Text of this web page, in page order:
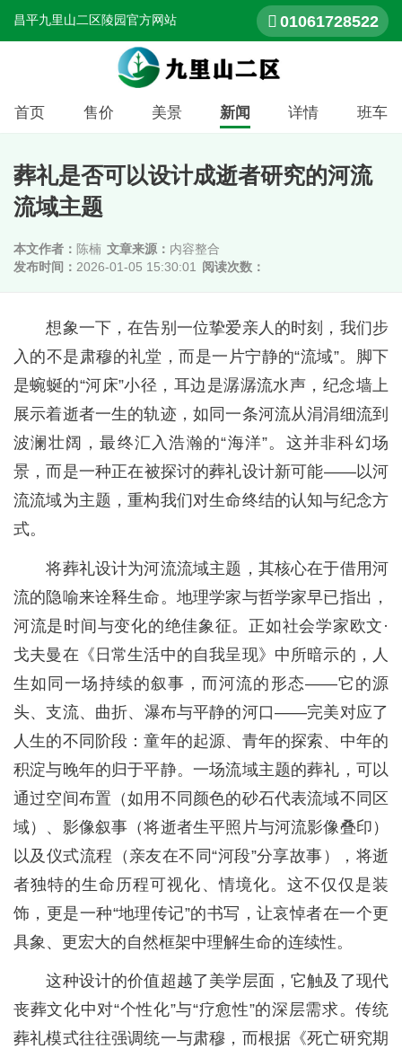
昌平九里山二区陵园官方网站 01061728522
首页 售价 美景 新闻 详情 班车
葬礼是否可以设计成逝者研究的河流
流域主题
本文作者： 陈楠 文章来源： 内容整合
发布时间： 2026-01-05 15:30:01 阅读次数：
想象一下，在告别一位挚爱亲人的时刻，我们步
入的不是肃穆的礼堂，而是一片宁静的“流域”。脚下
是蜿蜒的“河床”小径，耳边是潺潺流水声，纪念墙上
展示着逝者一生的轨迹，如同一条河流从涓涓细流到
波澜壮阔，最终汇入浩瀚的“海洋”。这并非科幻场
景，而是一种正在被探讨的葬礼设计新可能——以河
流流域为主题，重构我们对生命终结的认知与纪念方
式。
将葬礼设计为河流流域主题，其核心在于借用河
流的隐喻来诠释生命。地理学家与哲学家早已指出，
河流是时间与变化的绝佳象征。正如社会学家欧文·
戈夫曼在《日常生活中的自我呈现》中所暗示的，人
生如同一场持续的叙事，而河流的形态——它的源
头、支流、曲折、瀑布与平静的河口——完美对应了
人生的不同阶段：童年的起源、青年的探索、中年的
积淀与晚年的归于平静。一场流域主题的葬礼，可以
通过空间布置（如用不同颜色的砂石代表流域不同区
域）、影像叙事（将逝者生平照片与河流影像叠印）
以及仪式流程（亲友在不同“河段”分享故事），将逝
者独特的生命历程可视化、情境化。这不仅仅是装
饰，更是一种“地理传记”的书写，让哀悼者在一个更
具象、更宏大的自然框架中理解生命的连续性。
这种设计的价值超越了美学层面，它触及了现代
丧葬文化中对“个性化”与“疗愈性”的深层需求。传统
葬礼模式往往强调统一与肃穆，而根据《死亡研究期